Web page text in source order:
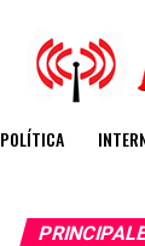
POLÍTICA